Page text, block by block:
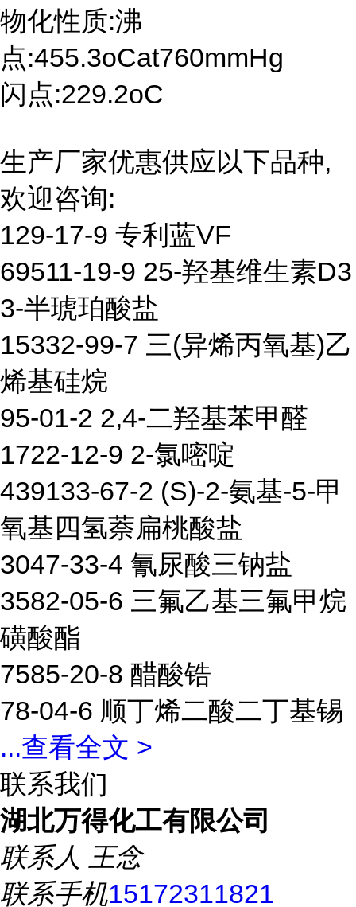
物化性质:沸
点:455.3oCat760mmHg
闪点:229.2oC
生产厂家优惠供应以下品种,
欢迎咨询:
129-17-9 专利蓝VF
69511-19-9 25-羟基维生素D3
3-半琥珀酸盐
15332-99-7 三(异烯丙氧基)乙
烯基硅烷
95-01-2 2,4-二羟基苯甲醛
1722-12-9 2-氯嘧啶
439133-67-2 (S)-2-氨基-5-甲
氧基四氢萘扁桃酸盐
3047-33-4 氰尿酸三钠盐
3582-05-6 三氟乙基三氟甲烷
磺酸酯
7585-20-8 醋酸锆
78-04-6 顺丁烯二酸二丁基锡
...查看全文 >
联系我们
湖北万得化工有限公司
联系人 王念
联系手机15172311821